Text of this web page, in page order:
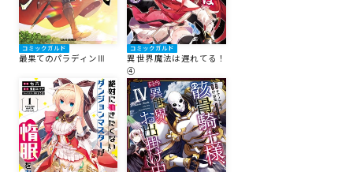
コミックガルド
最果てのパラディンⅢ
コミックガルド
異世界魔法は遅れてる！
④